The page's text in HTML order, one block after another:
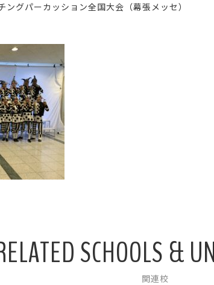
グパーカッション全国大会（幕張メッセ）
SCHOOLS &
関連校